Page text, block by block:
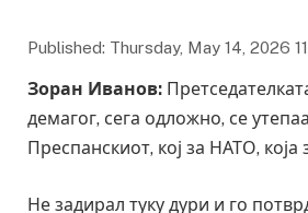
Published: Thursday, May 14, 2026
Зоран Иванов:
демагог, сега одложно, се
Преспанскиот, кој за НАТО, која
Не задирал туку дури и го